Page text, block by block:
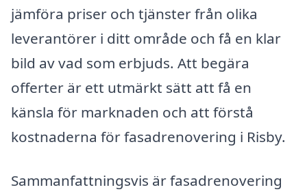
jämföra priser och tjänster från olika
leverantörer i ditt område och få en klar
bild av vad som erbjuds. Att begära
offerter är ett utmärkt sätt att få en
känsla för marknaden och att förstå
kostnaderna för fasadrenovering i Risby.
Sammanfattningsvis är fasadrenovering